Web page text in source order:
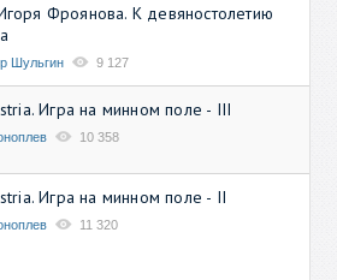
Фроянова. К девяностолетию
Шульгин 9 127
Игра на минном поле - III
10 358
Игра на минном поле - II
11 320